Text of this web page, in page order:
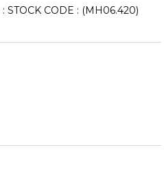
(MH06.420)
STOCK CODE